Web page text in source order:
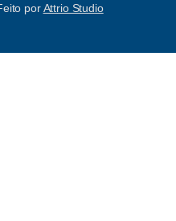
porAttrio Studio